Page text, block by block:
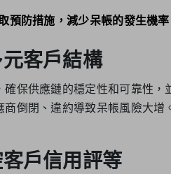
預防措施，減少呆帳的發生機率
客戶結構
保供應鏈的穩定性和可靠性，
倒閉、違約導致呆帳風險大增
戶信用評等